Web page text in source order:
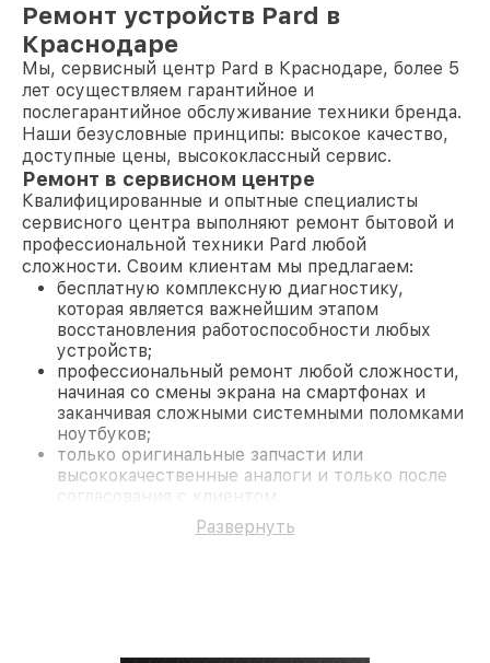
Ремонт устройств Pard в
Краснодаре
Мы, сервисный центр Pard в Краснодаре, более 5
лет осуществляем гарантийное и
послегарантийное обслуживание техники бренда.
Наши безусловные принципы: высокое качество,
доступные цены, высококлассный сервис.
Ремонт в сервисном центре
Квалифицированные и опытные специалисты
сервисного центра выполняют ремонт бытовой и
профессиональной техники Pard любой
сложности. Своим клиентам мы предлагаем:
бесплатную комплексную диагностику,
которая является важнейшим этапом
восстановления работоспособности любых
устройств;
профессиональный ремонт любой сложности,
начиная со смены экрана на смартфонах и
заканчивая сложными системными поломками
ноутбуков;
только оригинальные запчасти или
высококачественные аналоги и только после
согласования с клиентом.
На все работы и замененные комплектующие
предоставляется длительная гарантия. В случае
Развернуть